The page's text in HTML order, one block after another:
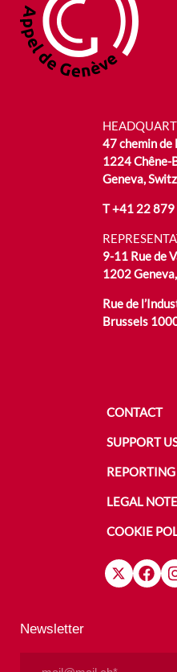
47 chemin de
1224 Chêne-
Geneva,
T+41 22 879
9-11 Rue de
1202
Rue de
Brussels
CONTACT
SUPPORT
LEGAL
COOKIE
Newsletter